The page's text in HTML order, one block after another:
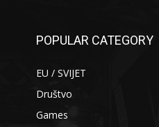
POPULAR CATEGORY
EU / SVIJET
Društvo
Games